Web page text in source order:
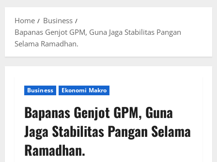
Home
Business
Bapanas Genjot GPM, Guna Jaga Stabilitas Pangan
Selama Ramadhan.
Business Ekonomi Makro
Bapanas Genjot GPM, Guna
Jaga Stabilitas Pangan Selama
Ramadhan.